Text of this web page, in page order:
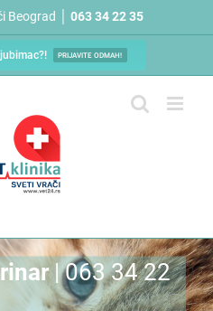
Beograd │ 063 34 22 35
PRIJAVITE ODMAH!
| 063 34 22